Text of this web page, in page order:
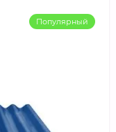
Популярный